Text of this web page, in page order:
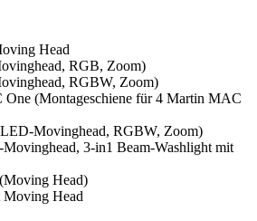
Head
RGB, Zoom)
RGBW, Zoom)
(Montageschiene für 4 Martin MAC
Movinghead, RGBW, Zoom)
3-in1 Beam-Washlight mit
Head)
Moving Head